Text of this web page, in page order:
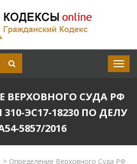
ВЕРХОВНОГО СУДА РФ
310-ЭС17-18230 ПО ДЕЛУ
5857/2016
>Определение Верховного Суда РФ